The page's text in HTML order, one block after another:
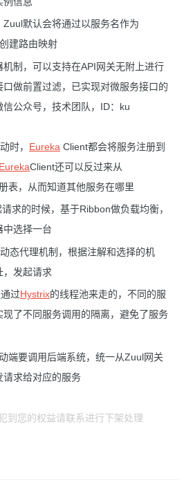
默认会将通过以服务名作为
建路由映射
制，可以支持在API网关无附上进行
做前置过滤，已实现对微服务接口的
公众号，技术团队，ID：ku
时， Eureka Client都会将服务注册到
EurekaClient还可以反过来从
表，从而知道其他服务在哪里
求的时候，基于Ribbon做负载均衡，
中选择一台
态代理机制，根据注解和选择的机
，发起请求
过Hystrix的线程池来走的，不同的服
了不同服务调用的隔离，避免了服务
端要调用后端系统，统一从Zuul网关
求给对应的服务
到您的权益请联系进行下架处理